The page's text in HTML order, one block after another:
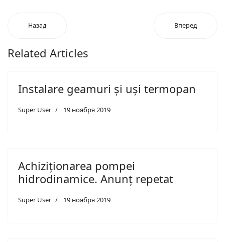
Назад Вперед
Related Articles
Instalare geamuri și uși termopan
Super User 19 ноября 2019
Achiziționarea pompei
hidrodinamice. Anunț repetat
Super User 19 ноября 2019